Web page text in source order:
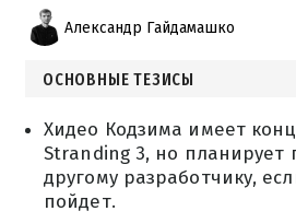
Александр Гайдамашко
ОСНОВНЫЕ ТЕЗИСЫ
Хидео Кодзима имеет
Stranding 3, но планирует
другому разработчику,
пойдет.